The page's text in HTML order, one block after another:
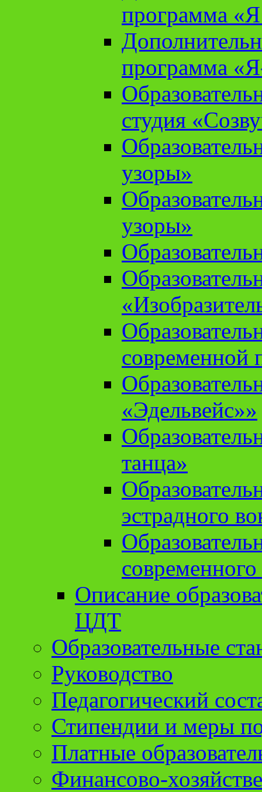
программа «Я
программа
студия
узоры»
узоры»
современной
«Эдельвейс»»
танца»
эстрадного
Описание
ЦДТ
Образовательные
Руководство
Педагогический
Стипендии и меры
Платные
Финансово-